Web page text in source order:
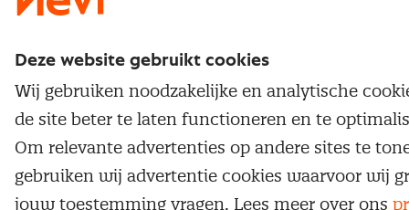
Deze website gebruikt cookies
Wij gebruiken noodzakelijke en analytische
de site beter te laten functioneren en te
Om relevante advertenties op andere sites te
gebruiken wij advertentie cookies waarvoor wij
jouw toestemming vragen. Lees meer over ons